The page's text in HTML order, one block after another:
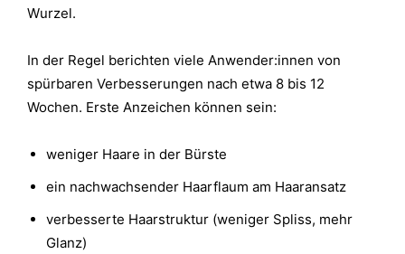
Wurzel.
In der Regel berichten viele Anwender:innen von
spürbaren Verbesserungen nach etwa 8 bis 12
Wochen. Erste Anzeichen können sein:
weniger Haare in der Bürste
ein nachwachsender Haarflaum am Haaransatz
verbesserte Haarstruktur (weniger Spliss, mehr
Glanz)